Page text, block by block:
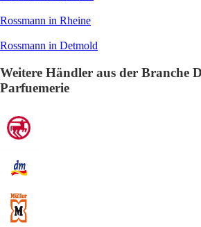
Rossmann in Rheine
Rossmann in Detmold
Weitere Händler aus der Branche
Parfuemerie